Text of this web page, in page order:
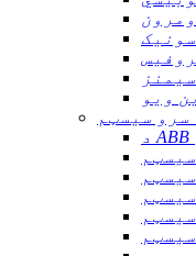
سرو سیسټم